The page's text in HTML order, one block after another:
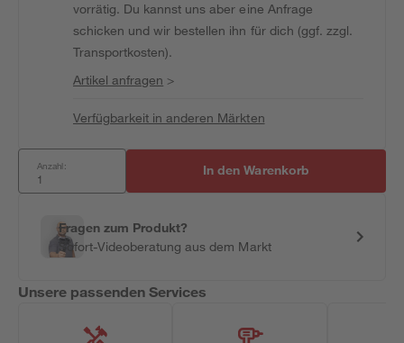
vorrätig. Du kannst uns aber eine Anfrage
schicken und wir bestellen ihn für dich (ggf. zzgl.
Transportkosten).
Artikel anfragen >
Verfügbarkeit in anderen Märkten
Anzahl: In den Warenkorb
Fragen zum Produkt?
Sofort-Videoberatung aus dem Markt
Unsere passenden Services